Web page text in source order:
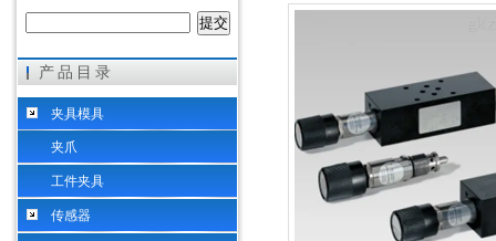
希而科工业控制设备（上海）有限公司
产品目录
夹具模具
夹爪
工件夹具
传感器